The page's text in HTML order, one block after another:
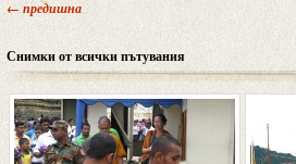
← предишна
Снимки от всички пътувания